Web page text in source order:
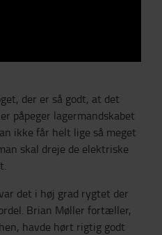
der er så godt, at det
påpeger lagermandskabet
ikke får helt lige så meget
skal dreje de elektriske
det i høj grad rygtet der
Brian Møller fortæller,
havde hørt rigtig godt